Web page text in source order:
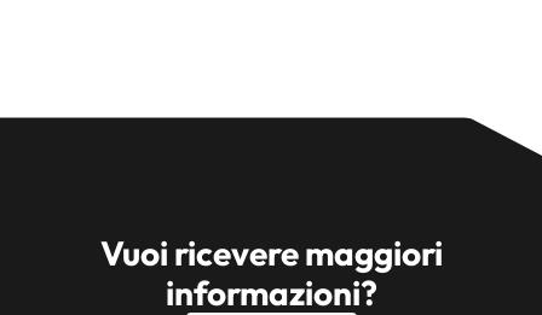
Vuoi ricevere maggiori
informazioni?